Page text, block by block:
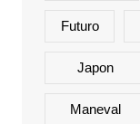
Futuro
Japon
Maneval